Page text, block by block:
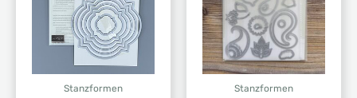
Stanzformen Stanzformen